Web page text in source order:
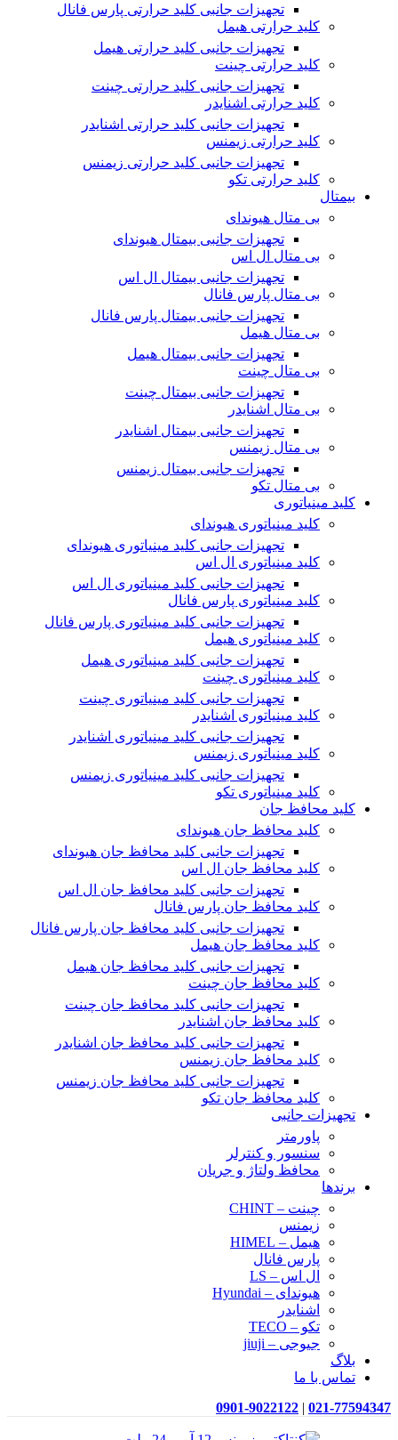
تجهیزات جانبی کلید حرارتی پارس فانال
کلید حرارتی هیمل
تجهیزات جانبی کلید حرارتی هیمل
کلید حرارتی چینت
تجهیزات جانبی کلید حرارتی چینت
کلید حرارتی اشنایدر
تجهیزات جانبی کلید حرارتی اشنایدر
کلید حرارتی زیمنس
تجهیزات جانبی کلید حرارتی زیمنس
کلید حرارتی تکو
بیمتال
بی متال هیوندای
تجهیزات جانبی بیمتال هیوندای
بی متال ال اس
تجهیزات جانبی بیمتال ال اس
بی متال پارس فانال
تجهیزات جانبی بیمتال پارس فانال
بی متال هیمل
تجهیزات جانبی بیمتال هیمل
بی متال چینت
تجهیزات جانبی بیمتال چینت
بی متال اشنایدر
تجهیزات جانبی بیمتال اشنایدر
بی متال زیمنس
تجهیزات جانبی بیمتال زیمنس
بی متال تکو
کلید مینیاتوری
کلید مینیاتوری هیوندای
تجهیزات جانبی کلید مینیاتوری هیوندای
کلید مینیاتوری ال اس
تجهیزات جانبی کلید مینیاتوری ال اس
کلید مینیاتوری پارس فانال
تجهیزات جانبی کلید مینیاتوری پارس فانال
کلید مینیاتوری هیمل
تجهیزات جانبی کلید مینیاتوری هیمل
کلید مینیاتوری چینت
تجهیزات جانبی کلید مینیاتوری چینت
کلید مینیاتوری اشنایدر
تجهیزات جانبی کلید مینیاتوری اشنایدر
کلید مینیاتوری زیمنس
تجهیزات جانبی کلید مینیاتوری زیمنس
کلید مینیاتوری تکو
کلید محافظ جان
کلید محافظ جان هیوندای
تجهیزات جانبی کلید محافظ جان هیوندای
کلید محافظ جان ال اس
تجهیزات جانبی کلید محافظ جان ال اس
کلید محافظ جان پارس فانال
تجهیزات جانبی کلید محافظ جان پارس فانال
کلید محافظ جان هیمل
تجهیزات جانبی کلید محافظ جان هیمل
کلید محافظ جان چینت
تجهیزات جانبی کلید محافظ جان چینت
کلید محافظ جان اشنایدر
تجهیزات جانبی کلید محافظ جان اشنایدر
کلید محافظ جان زیمنس
تجهیزات جانبی کلید محافظ جان زیمنس
کلید محافظ جان تکو
تجهیزات جانبی
پاورمتر
سنسور و کنترلر
محافظ ولتاژ و‌ جریان
برندها
چینت – CHINT
زیمنس
هیمل – HIMEL
پارس فانال
ال اس – LS
هیوندای – Hyundai
اشنایدر
تکو – TECO
جیوجی – jiuji
بلاگ
تماس با ما
021-77594347
|
0901-9022122